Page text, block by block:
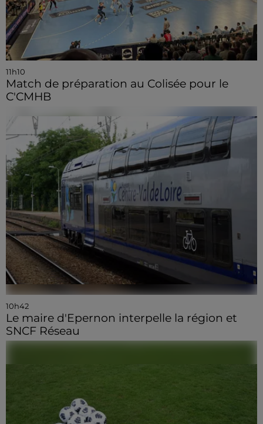
11h10
Match de préparation au Colisée pour le
C'CMHB
10h42
Le maire d'Epernon interpelle la région et
SNCF Réseau